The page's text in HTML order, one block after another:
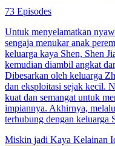
73 Episodes
Untuk menyelamatkan
sengaja menukar anak
keluarga kaya Shen, Shen
kemudian diambil angkat
Dibesarkan oleh keluarga
dan eksploitasi sejak kecil.
kuat dan semangat untuk
impiannya. Akhirnya,
terhubung dengan keluarga
Miskin jadi Kaya Kelainan